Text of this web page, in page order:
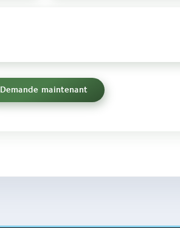
Demande maintenant